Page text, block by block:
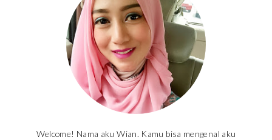
Welcome! Nama aku Wian. Kamu bisa mengenal aku